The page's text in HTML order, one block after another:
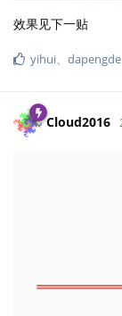
效果见下一贴
yihui、 dapengde
Cloud2016